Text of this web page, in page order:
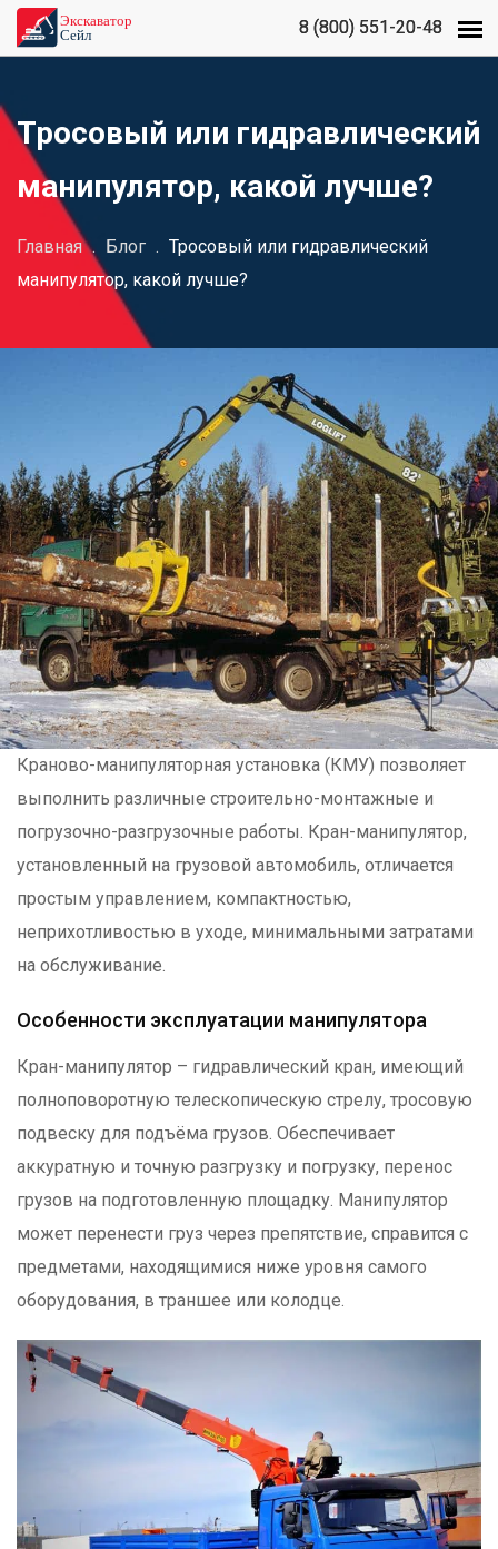
8 (800) 551-20-48
8 (800) 551-20-48
Тросовый или гидравлический
манипулятор, какой лучше?
Главная . Блог . Тросовый или гидравлический
манипулятор, какой лучше?
Краново-манипуляторная установка (КМУ) позволяет
выполнить различные строительно-монтажные и
погрузочно-разгрузочные работы. Кран-манипулятор,
установленный на грузовой автомобиль, отличается
простым управлением, компактностью,
неприхотливостью в уходе, минимальными затратами
на обслуживание.
Особенности эксплуатации манипулятора
Кран-манипулятор – гидравлический кран, имеющий
полноповоротную телескопическую стрелу, тросовую
подвеску для подъёма грузов. Обеспечивает
аккуратную и точную разгрузку и погрузку, перенос
грузов на подготовленную площадку. Манипулятор
может перенести груз через препятствие, справится с
предметами, находящимися ниже уровня самого
оборудования, в траншее или колодце.